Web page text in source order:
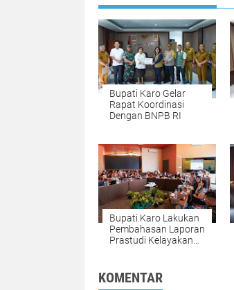
Bupati Karo Gelar
Rapat Koordinasi
Dengan BNPB RI
Bupati Karo Lakukan
Pembahasan Laporan
Prastudi Kelayakan
KOMENTAR